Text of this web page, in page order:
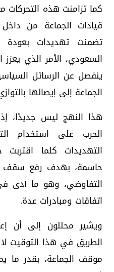
كما تزامنت هذه
قيادات الجماعة من داخل
تضمنت تهديدات بعودة
السعودي، الأمر الذي يعزز
ينفصل عن الرسائل
الجماعة إلى إيصالها
هذا النهج ليس جديدًا،
الحرب على استخدام
التهديدات كلما
حاسمة، بهدف رفع سقف
التفاوضي، وهو ما أدى
اتفاقات ومبادرات عدة.
ويشير محللون إلى أن
الطريق في هذا التوقيت
موقف الجماعة، بقدر ما